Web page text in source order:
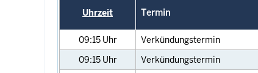
Uhrzeit Termin
09:15 Uhr Verkündungstermin
09:15 Uhr Verkündungstermin